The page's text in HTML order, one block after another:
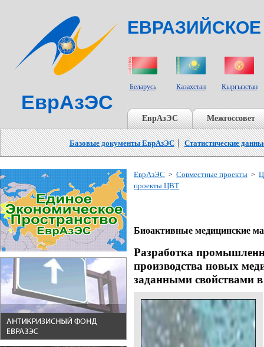
ЕврАзЭС
Беларусь Казахстан Кыргызстан
ЕврАзЭС Межгоссовет
Базовые документы ЕврАзЭС Статистические
ЕврАзЭС > Совместные проекты >
проекты ЦВТ
Биоактивные медицинские
Разработка
производства новых
заданными свойствами